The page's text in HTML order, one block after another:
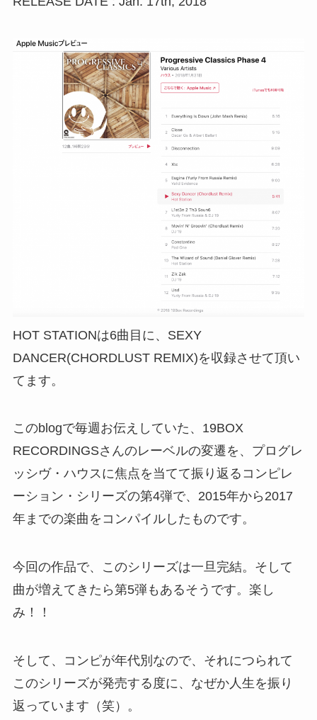
HOT STATIONは6曲目に、SEXY
DANCER(CHORDLUST REMIX)を収録させて頂い
てます。
このblogで毎週お伝えしていた、19BOX
RECORDINGSさんのレーベルの変遷を、プログレ
ッシヴ・ハウスに焦点を当てて振り返るコンピレ
ーション・シリーズの第4弾で、2015年から2017
年までの楽曲をコンパイルしたものです。
今回の作品で、このシリーズは一旦完結。そして
曲が増えてきたら第5弾もあるそうです。楽し
み！！
そして、コンピが年代別なので、それにつられて
このシリーズが発売する度に、なぜか人生を振り
返っています（笑）。